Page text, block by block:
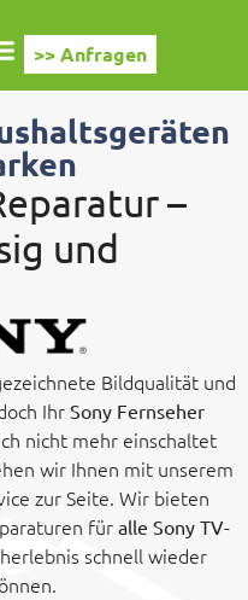
>> Anfragen
–
und
Bildqualität und
Ihr Sony Fernseher
nicht mehr einschaltet
wir Ihnen mit unserem
zur Seite. Wir bieten
für alle Sony TV-
schnell wieder